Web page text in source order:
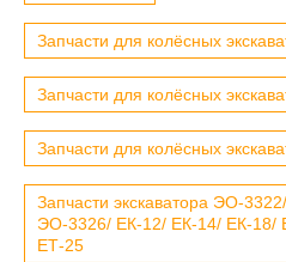
Запчасти для колёсных
Запчасти для колёсных
Запчасти для колёсных
Запчасти экскаватора ЭО-
ЭО-3326/ ЕК-12/ ЕК-14/ ЕК-18/
ЕТ-25